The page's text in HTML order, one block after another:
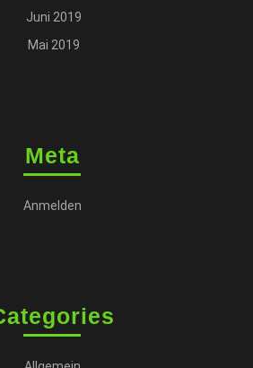
Juni 2019
Mai 2019
Meta
Anmelden